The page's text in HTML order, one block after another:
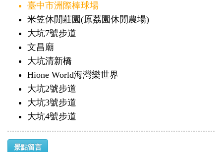
臺中市洲際棒球場
米笠休閒莊園(原荔園休閒農場)
大坑7號步道
文昌廟
大坑清新橋
Hione World海灣樂世界
大坑2號步道
大坑3號步道
大坑4號步道
景點留言